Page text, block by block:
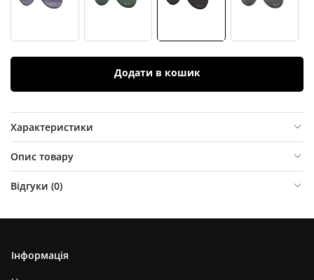
Додати в кошик
Характеристики
Опис товару
Відгуки (0)
Інформація